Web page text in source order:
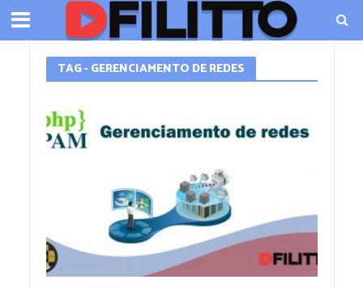
TAG - GERENCIAMENTO DE REDES